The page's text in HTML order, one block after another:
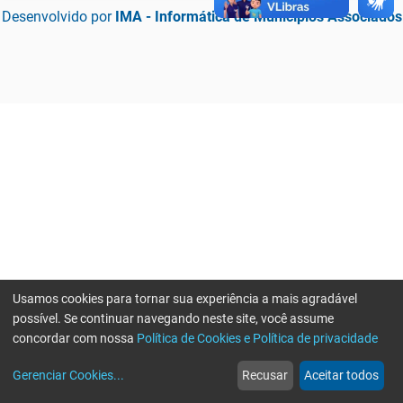
Desenvolvido por IMA - Informática de Municípios Associados
web
Notícias
more_horiz
Mais
Usamos cookies para tornar sua experiência a mais agradável
possível. Se continuar navegando neste site, você assume
concordar com nossa Política de Cookies e Política de privacidade
Gerenciar Cookies... Recusar Aceitar todos
Erro ao enviar informações, por favor tente novamente